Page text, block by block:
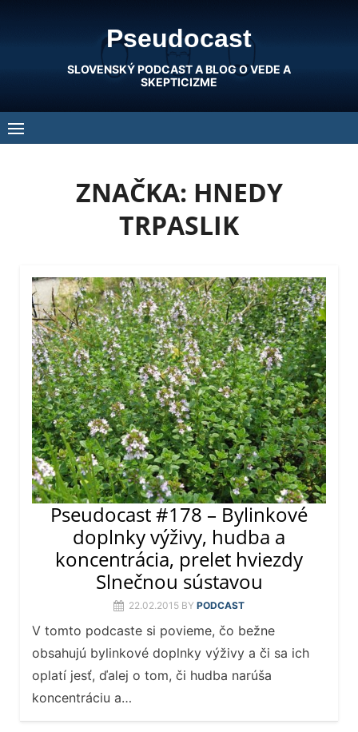
Pseudocast
SLOVENSKÝ PODCAST A BLOG O VEDE A
SKEPTICIZME
ZNAČKA: HNEDY
TRPASLIK
Pseudocast #178 – Bylinkové
doplnky výživy, hudba a
koncentrácia, prelet hviezdy
Slnečnou sústavou
22.02.2015 BY PODCAST
V tomto podcaste si povieme, čo bežne
obsahujú bylinkové doplnky výživy a či sa ich
oplatí jesť, ďalej o tom, či hudba narúša
koncentráciu a…